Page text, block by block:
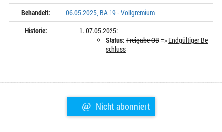
Behandelt:
06.05.2025, BA 19 - Vollgremium
Historie:
07.05.2025:
Status: Freigabe OB=> Endgültiger Be
schluss
@ Nicht abonniert